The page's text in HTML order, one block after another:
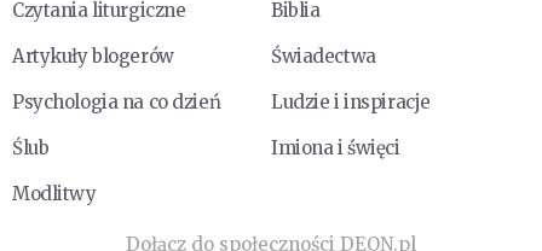
Czytania liturgiczne
Biblia
Artykuły blogerów
Świadectwa
Psychologia na co dzień
Ludzie i inspiracje
Ślub
Imiona i święci
Modlitwy
Dołącz do społeczności DEON.pl